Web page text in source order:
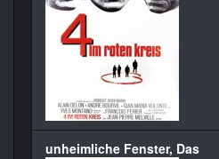
unheimliche Fenster, Das